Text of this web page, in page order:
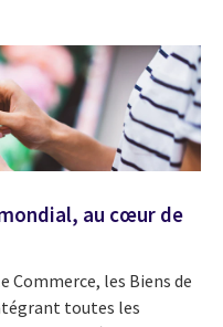
au cœur de
Commerce, les Biens de
toutes les